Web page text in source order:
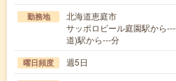
勤務地
北海道恵庭市
サッポロビール庭園駅から
道)駅から---分
曜日頻度 週5日